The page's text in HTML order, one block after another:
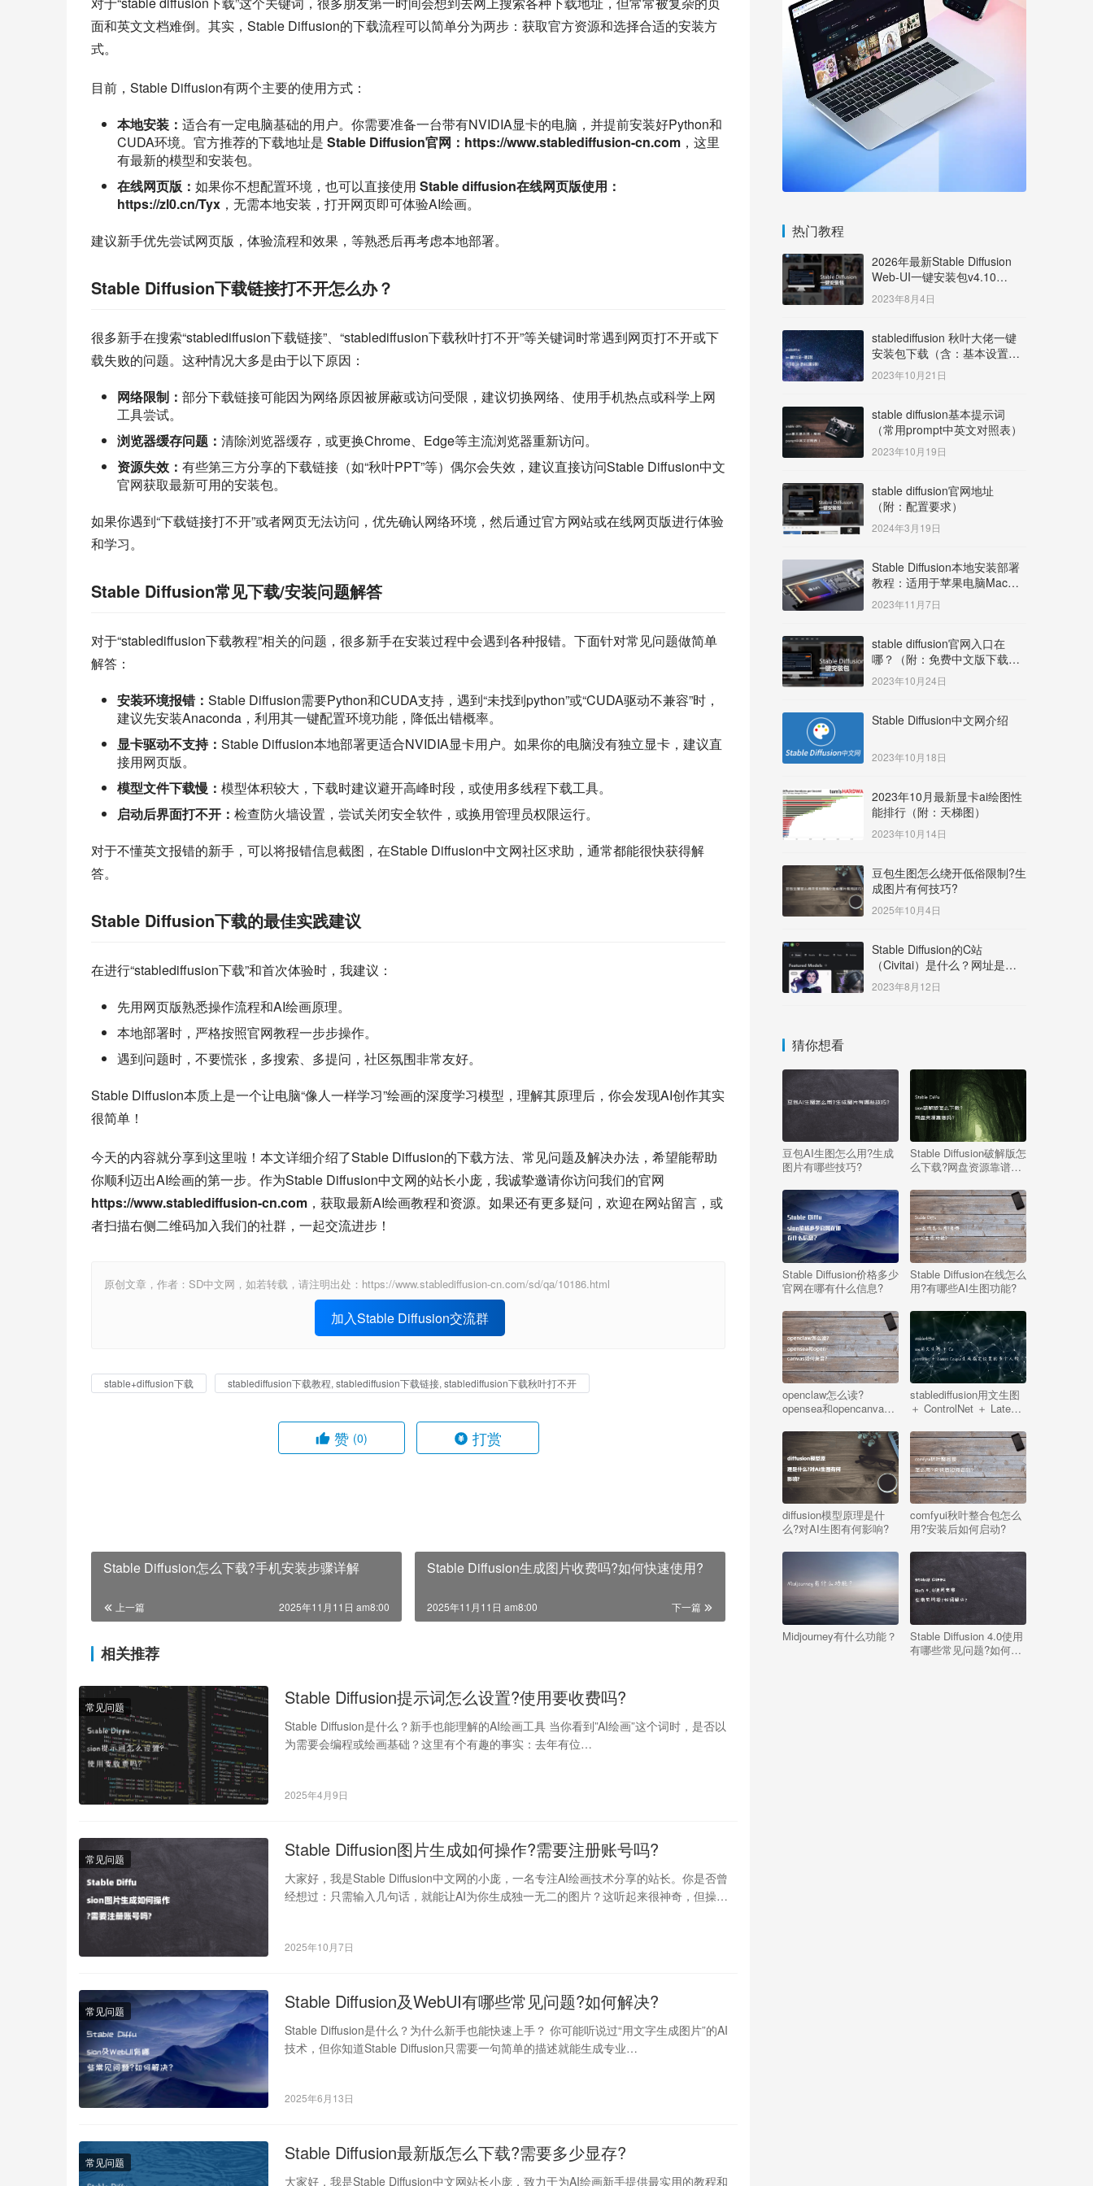
面和英文文档难倒。其实，Stable Diffusion的下载流程可以简单分为两步：获取官方资源和选择合适的安装方
式。
目前，Stable Diffusion有两个主要的使用方式：
本地安装： 适合有一定电脑基础的用户。你需要准备一台带有NVIDIA显卡的电脑，并提前安装好Python和
CUDA环境。官方推荐的下载地址是 Stable Diffusion官网：https://www.stablediffusion-cn.com ，这里
有最新的模型和安装包。
在线网页版： 如果你不想配置环境，也可以直接使用 Stable diffusion在线网页版使用：
https://zl0.cn/Tyx ，无需本地安装，打开网页即可体验AI绘画。
建议新手优先尝试网页版，体验流程和效果，等熟悉后再考虑本地部署。
Stable Diffusion下载链接打不开怎么办？
很多新手在搜索“stablediffusion下载链接”、“stablediffusion下载秋叶打不开”等关键词时常遇到网页打不开或下
载失败的问题。这种情况大多是由于以下原因：
网络限制： 部分下载链接可能因为网络原因被屏蔽或访问受限，建议切换网络、使用手机热点或科学上网
工具尝试。
浏览器缓存问题： 清除浏览器缓存，或更换Chrome、Edge等主流浏览器重新访问。
资源失效： 有些第三方分享的下载链接（如“秋叶PPT”等）偶尔会失效，建议直接访问Stable Diffusion中文
官网获取最新可用的安装包。
如果你遇到“下载链接打不开”或者网页无法访问，优先确认网络环境，然后通过官方网站或在线网页版进行体验
和学习。
Stable Diffusion常见下载/安装问题解答
对于“stablediffusion下载教程”相关的问题，很多新手在安装过程中会遇到各种报错。下面针对常见问题做简单
解答：
安装环境报错： Stable Diffusion需要Python和CUDA支持，遇到“未找到python”或“CUDA驱动不兼容”时，
建议先安装Anaconda，利用其一键配置环境功能，降低出错概率。
显卡驱动不支持： Stable Diffusion本地部署更适合NVIDIA显卡用户。如果你的电脑没有独立显卡，建议直
接用网页版。
模型文件下载慢： 模型体积较大，下载时建议避开高峰时段，或使用多线程下载工具。
启动后界面打不开： 检查防火墙设置，尝试关闭安全软件，或换用管理员权限运行。
对于不懂英文报错的新手，可以将报错信息截图，在Stable Diffusion中文网社区求助，通常都能很快获得解
答。
Stable Diffusion下载的最佳实践建议
在进行“stablediffusion下载”和首次体验时，我建议：
先用网页版熟悉操作流程和AI绘画原理。
本地部署时，严格按照官网教程一步步操作。
遇到问题时，不要慌张，多搜索、多提问，社区氛围非常友好。
Stable Diffusion本质上是一个让电脑“像人一样学习”绘画的深度学习模型，理解其原理后，你会发现AI创作其实
很简单！
今天的内容就分享到这里啦！本文详细介绍了Stable Diffusion的下载方法、常见问题及解决办法，希望能帮助
https://www.stablediffusion-cn.com ，获取最新AI绘画教程和资源。如果还有更多疑问，欢迎在网站留言，或
者扫描右侧二维码加入我们的社群，一起交流进步！
原创文章，作者：SD中文网，如若转载，请注明出处：https://www.stablediffusion-cn.com/sd/qa/10186.html
加入Stable Diffusion交流群
stable+diffusion下载 stablediffusion下载教程, stablediffusion下载链接, stablediffusion下载秋叶打不开
赞 (0) 打赏
Stable Diffusion怎么下载?手机安装步骤详解
上一篇 2025年11月11日 am8:00
Stable Diffusion生成图片收费吗?如何快速使用?
下一篇
2025年11月11日 am8:00
相关推荐
常见问题 Stable Diffusion提示词怎么设置?使用要收费吗?
Stable Diffusion是什么？新手也能理解的AI绘画工具 当你看到”AI绘画”这个词时，是否以
为需要会编程或绘画基础？这里有个有趣的事实：去年有位…
2025年4月9日
常见问题 Stable Diffusion图片生成如何操作?需要注册账号吗?
大家好，我是Stable Diffusion中文网的小庞，一名专注AI绘画技术分享的站长。你是否曾
经想过：只需输入几句话，就能让AI为你生成独一无二的图片？这听起来很神奇，但操作
2025年10月7日
常见问题 Stable Diffusion及WebUI有哪些常见问题?如何解决?
Stable Diffusion是什么？为什么新手也能快速上手？ 你可能听说过“用文字生成图片”的AI
技术，但你知道Stable Diffusion只需要一句简单的描述就能生成专业…
2025年6月13日
常见问题 Stable Diffusion最新版怎么下载?需要多少显存?
大家好，我是Stable Diffusion中文网站长小庞，致力于为AI绘画新手提供最实用的教程和
热门教程
2026年最新Stable Diffusion
Web-UI一键安装包v4.10
Windows版【支持50系显卡】
2023年8月4日
stablediffusion 秋叶大佬一键
安装包下载（含：基本设置说
明）
2023年10月21日
stable diffusion基本提示词
（常用prompt中英文对照表）
2023年10月19日
stable diffusion官网地址
（附：配置要求）
2024年3月19日
Stable Diffusion本地安装部署
教程：适用于苹果电脑Mac
OS系统M系列芯片：
MacBook/iMac等
2023年11月7日
stable diffusion官网入口在
哪？（附：免费中文版下载安
装教程）
2023年10月24日
Stable Diffusion中文网介绍
2023年10月18日
2023年10月最新显卡ai绘图性
能排行（附：天梯图）
2023年10月14日
豆包生图怎么绕开低俗限制?生
成图片有何技巧?
2025年10月4日
Stable Diffusion的C站
（Civitai）是什么？网址是多
少？
2023年8月12日
猜你想看
豆包AI生图怎么用?生成
图片有哪些技巧?
Stable Diffusion破解版怎
么下载?网盘资源靠谱
Stable Diffusion价格多少
官网在哪有什么信息?
Stable Diffusion在线怎么
用?有哪些AI生图功能?
openclaw怎么读?
opensea和opencanvas
stablediffusion用文生图
＋ ControlNet ＋ Latent
多个人物
diffusion模型原理是什
么?对AI生图有何影响?
comfyui秋叶整合包怎么
用?安装后如何启动?
Midjourney有什么功能？
Stable Diffusion 4.0使用
有哪些常见问题?如何解